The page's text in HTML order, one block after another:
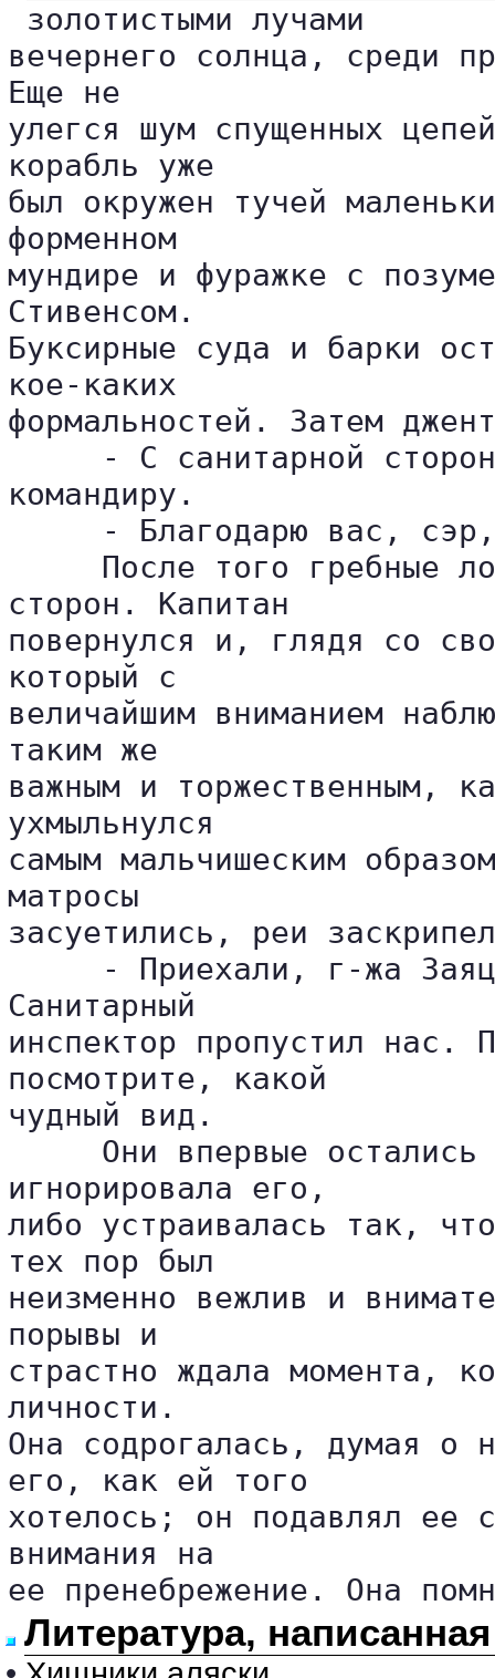
золотистыми лучами
вечернего солнца, среди
Еще не
улегся шум спущенных
корабль уже
был окружен тучей
форменном
мундире и фуражке с
Стивенсом.
Буксирные суда и барки
кое-каких
формальностей. Затем
- С санитарной
командиру.
- Благодарю вас,
После того гребные
сторон. Капитан
повернулся и, глядя со
который с
величайшим вниманием
таким же
важным и торжественным,
ухмыльнулся
самым мальчишеским
матросы
засуетились, реи
- Приехали, г-жа
Санитарный
инспектор пропустил нас.
посмотрите, какой
чудный вид.
Они впервые
игнорировала его,
либо устраивалась так,
тех пор был
неизменно вежлив и
порывы и
страстно ждала момента,
личности.
Она содрогалась, думая о
его, как ей того
хотелось; он подавлял ее
внимания на
ее пренебрежение. Она
Литература,